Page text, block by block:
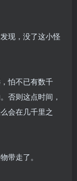
现，没了这小怪
怕不已有数千
否则这点时间，
会在几千里之
带走了。